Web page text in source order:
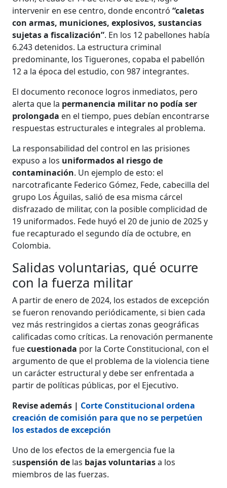
intervenir en ese centro, donde encontró“caletas
con armas, municiones, explosivos, sustancias
sujetas a fiscalización”. En los 12 pabellones había
6.243 detenidos. La estructura criminal
predominante, los Tiguerones, copaba el pabellón
12 a la época del estudio, con 987 integrantes.
El documento reconoce logros inmediatos, pero
alerta que la permanencia militar no podía ser
prolongada en el tiempo, pues debían encontrarse
respuestas estructurales e integrales al problema.
La responsabilidad del control en las prisiones
expuso a los uniformados al riesgo de
contaminación. Un ejemplo de esto: el
narcotraficante Federico Gómez, Fede, cabecilla del
grupo Los Águilas, salió de esa misma cárcel
disfrazado de militar, con la posible complicidad de
19 uniformados. Fede huyó el 20 de junio de 2025 y
fue recapturado el segundo día de octubre, en
Colombia.
Salidas voluntarias, qué ocurre
con la fuerza militar
A partir de enero de 2024, los estados de excepción
se fueron renovando periódicamente, si bien cada
vez más restringidos a ciertas zonas geográficas
calificadas como críticas. La renovación permanente
fuecuestionada por la Corte Constitucional, con el
argumento de que el problema de la violencia tiene
un carácter estructural y debe ser enfrentada a
partir de políticas públicas, por el Ejecutivo.
Revise además | Corte Constitucional ordena
creación de comisión para que no se perpetúen
los estados de excepción
Uno de los efectos de la emergencia fue la
suspensión de las bajas voluntariasa los
miembros de las fuerzas.